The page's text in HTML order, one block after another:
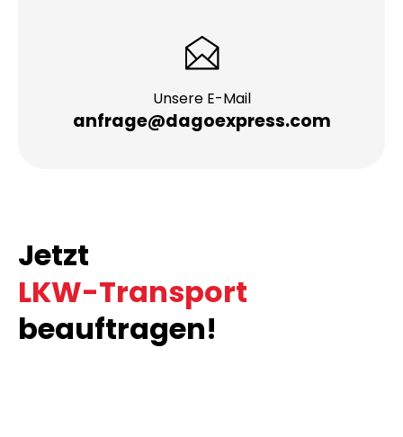
Unsere E-Mail
anfrage@dagoexpress.com
Jetzt
LKW-Transport
beauftragen!